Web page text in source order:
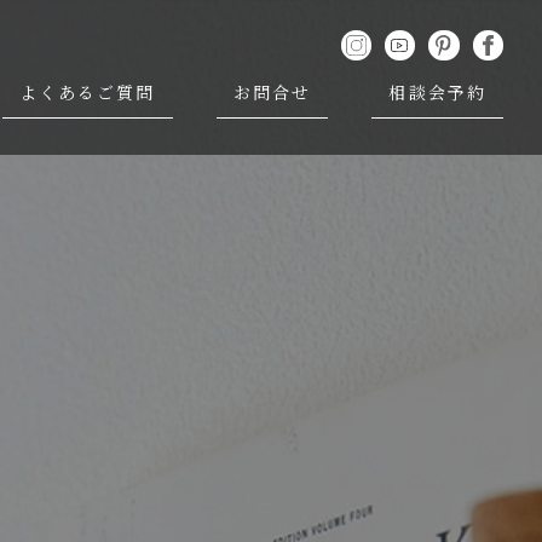
よくあるご質問 お問合せ 相談会予約